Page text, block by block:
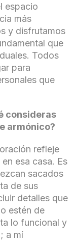
espacio
más
y disfrutamos
que
Todos
para
que
consideras
armónico?
refleje
esa casa. Es
sacados
de sus
detalles que
estén de
lo funcional y
a mí